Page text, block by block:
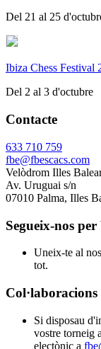
Del 21 al 25
Ibiza Chess Festival
Del 2 al 3 d'octubre
Contacte
633 710 759
fbe@fbescacs.com
Velòdrom Illes
Av. Uruguai s/n
07010 Palma, Illes
Segueix-nos
Uneix-te al
tot.
Col·laboracions
Si disposau
vostre torneig
electònic a